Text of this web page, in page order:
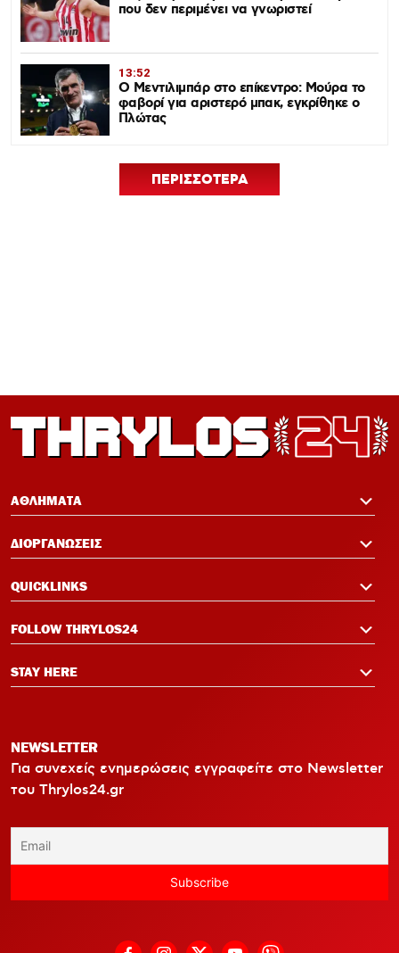
που δεν περιμένει να γνωριστεί
13:52
Ο Μεντιλιμπάρ στο επίκεντρο: Μούρα το
φαβορί για αριστερό μπακ, εγκρίθηκε ο
Πλώτας
ΠΕΡΙΣΣΟΤΕΡΑ
ΑΘΛΗΜΑΤΑ
ΔΙΟΡΓΑΝΩΣΕΙΣ
QUICKLINKS
FOLLOW THRYLOS24
STAY HERE
NEWSLETTER
Για συνεχείς ενημερώσεις εγγραφείτε στο Newsletter
του Thrylos24.gr